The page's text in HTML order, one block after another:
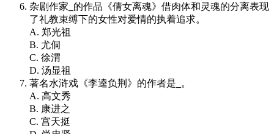
杂剧作家 的作品《倩女离魂》借肉体和灵魂的分离表现
了礼教束缚下的女性对爱情的执着追求。
A. 郑光祖
B. 尤侗
C. 徐渭
D. 汤显祖
著名水浒戏《李逵负荆》的作者是
。
A. 高文秀
B. 康进之
C. 宫天挺